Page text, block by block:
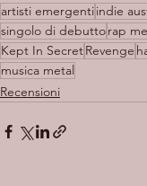
artisti emergentiindie
singolo di debuttorap
Kept In SecretRevenge
musica metal
Recensioni